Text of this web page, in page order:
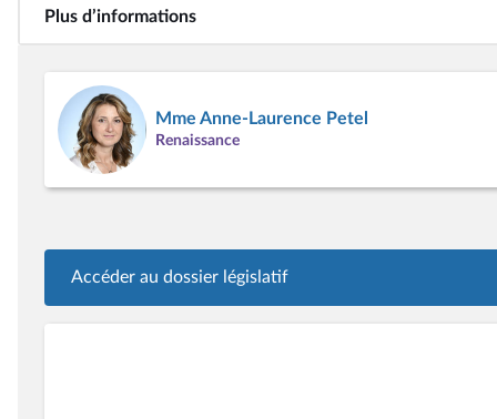
Plus d’informations
Mme Anne-Laurence Petel
Renaissance
Accéder au dossier législatif